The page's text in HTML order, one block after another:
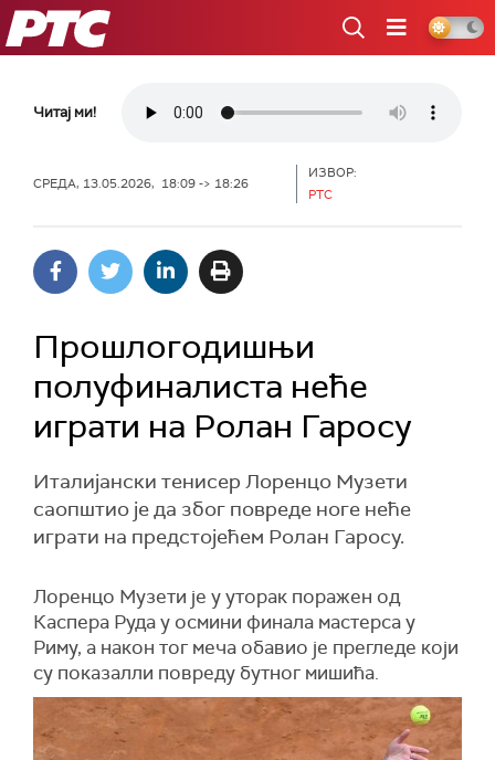
РТС
Читај ми!
СРЕДА, 13.05.2026, 18:09 -> 18:26
ИЗВОР:
РТС
Прошлогодишњи
полуфиналиста неће
играти на Ролан Гаросу
Италијански тенисер Лоренцо Музети
саопштио је да због повреде ноге неће
играти на предстојећем Ролан Гаросу.
Лоренцо Музети је у уторак поражен од
Каспера Руда у осмини финала мастерса у
Риму, а након тог меча обавио је прегледе који
су показалли повреду бутног мишића.